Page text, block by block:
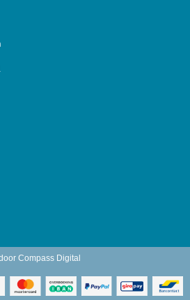
Compass Digital